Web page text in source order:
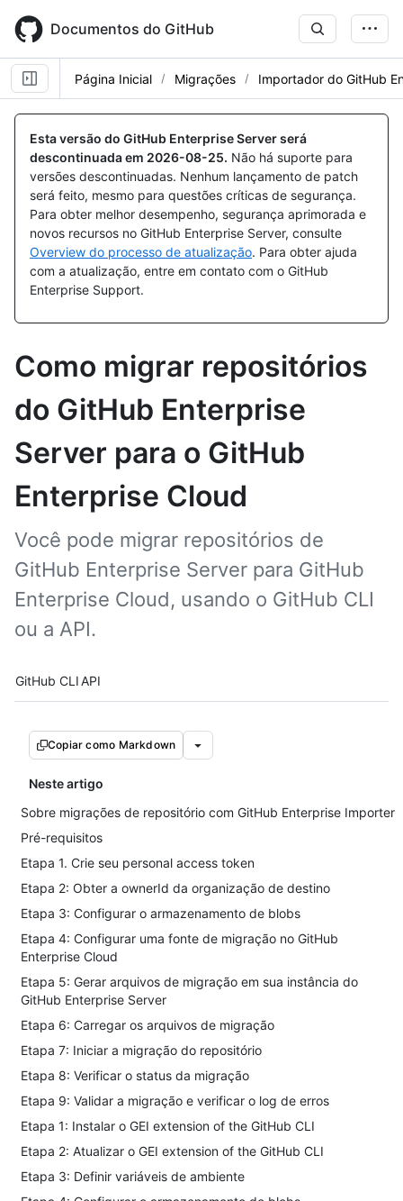
main
content
Documentos do GitHub
Página Inicial Migrações Importador do GitHub
Esta versão do GitHub Enterprise Server será
descontinuada em 2026-08-25. Não há suporte para
versões descontinuadas. Nenhum lançamento de patch
será feito, mesmo para questões críticas de segurança.
Para obter melhor desempenho, segurança aprimorada e
novos recursos no GitHub Enterprise Server, consulte
Overview do processo de atualização. Para obter ajuda
com a atualização, entre em contato com o GitHub
Enterprise Support.
Como migrar repositórios
do GitHub Enterprise
Server para o GitHub
Enterprise Cloud
Você pode migrar repositórios de
GitHub Enterprise Server para GitHub
Enterprise Cloud, usando o GitHub CLI
ou a API.
Tool navigation
GitHub CLIAPI
Copiar como Markdown
Neste artigo
Sobre migrações de repositório com GitHub Enterprise Importer
Pré-requisitos
Etapa 1. Crie seu personal access token
Etapa 2: Obter a ownerId da organização de destino
Etapa 3: Configurar o armazenamento de blobs
Etapa 4: Configurar uma fonte de migração no GitHub
Enterprise Cloud
Etapa 5: Gerar arquivos de migração em sua instância do
GitHub Enterprise Server
Etapa 6: Carregar os arquivos de migração
Etapa 7: Iniciar a migração do repositório
Etapa 8: Verificar o status da migração
Etapa 9: Validar a migração e verificar o log de erros
Etapa 1: Instalar o GEI extension of the GitHub CLI
Etapa 2: Atualizar o GEI extension of the GitHub CLI
Etapa 3: Definir variáveis de ambiente